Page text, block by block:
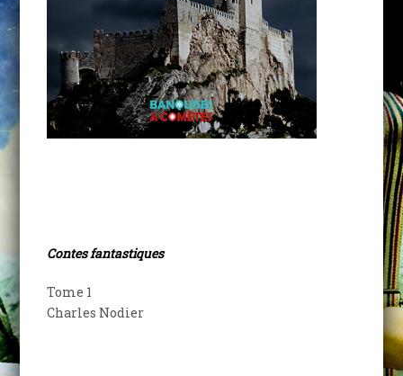
Contes fantastiques
Tome 1
Charles Nodier